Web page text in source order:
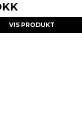
VIS PRODUKT